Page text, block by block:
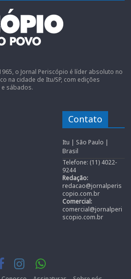
o Jornal Periscópio é líder absoluto no
na cidade de Itu/SP, com edições
sábados.
Contato
Itu | São Paulo |
Brasil
Telefone: (11) 4022-
9244
Redação:
redacao@jornalperis
copio.com.br
Comercial:
comercial@jornalperi
scopio.com.br